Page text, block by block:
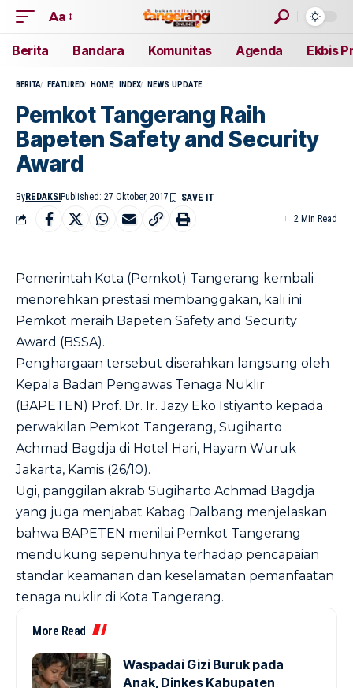
Aa
Berita Bandara Komunitas Agenda Ekbis
BERITA FEATURED HOME INDEX NEWS UPDATE
Pemkot Tangerang Raih
Bapeten Safety and Security
Award
ByREDAKSI Published: 27 Oktober, 2017
2 Min Read
Pemerintah Kota (Pemkot) Tangerang kembali
menorehkan prestasi membanggakan, kali ini
Pemkot meraih Bapeten Safety and Security
Award (BSSA).
Penghargaan tersebut diserahkan langsung oleh
Kepala Badan Pengawas Tenaga Nuklir
(BAPETEN) Prof. Dr. Ir. Jazy Eko Istiyanto kepada
perwakilan Pemkot Tangerang, Sugiharto
Achmad Bagdja di Hotel Hari, Hayam Wuruk
Jakarta, Kamis (26/10).
Ugi, panggilan akrab Sugiharto Achmad Bagdja
yang juga menjabat Kabag Dalbang menjelaskan
bahwa BAPETEN menilai Pemkot Tangerang
mendukung sepenuhnya terhadap pencapaian
standar keamanan dan keselamatan pemanfaatan
tenaga nuklir di Kota Tangerang.
More Read
Waspadai Gizi Buruk pada
Anak, Dinkes Kabupaten